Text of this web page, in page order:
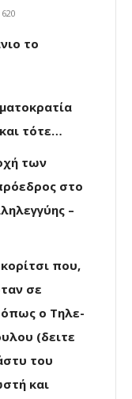
620
τότε…
των
στο
–
που,
σε
ο Τηλε-
(δειτε
του
και